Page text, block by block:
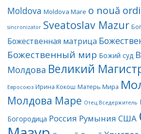
Moldova Moldova Mare o nouă
sincronizator Sveatoslav Mazur
Божественная матрица
Божественный мир Божий суд
Молдова Великий
Евросоюз Ирина Кокош Матерь Мира
Молдова Маре Отец Вседержитель
Богородица Россия Румыния США